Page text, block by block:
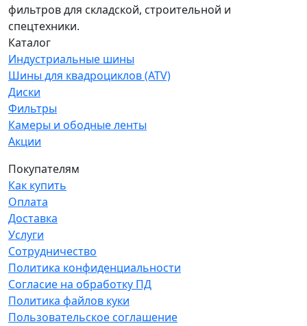
фильтров для складской, строительной и
спецтехники.
Каталог
Индустриальные шины
Шины для квадроциклов (ATV)
Диски
Фильтры
Камеры и ободные ленты
Акции
Покупателям
Как купить
Оплата
Доставка
Услуги
Сотрудничество
Политика конфиденциальности
Согласие на обработку ПД
Политика файлов куки
Пользовательское соглашение